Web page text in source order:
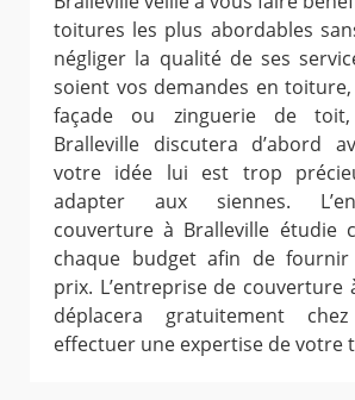
toitures les plus abordables
négliger la qualité de ses
soient vos demandes en
façade ou zinguerie de
Bralleville discutera d’abord
votre idée lui est trop
adapter aux siennes.
couverture à Bralleville étudie
chaque budget afin de fournir
prix. L’entreprise de couverture
déplacera gratuitement
effectuer une expertise de votre